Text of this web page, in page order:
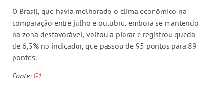
O Brasil, que havia melhorado o clima econômico na
comparação entre julho e outubro, embora se mantendo
na zona desfavorável, voltou a piorar e registrou queda
de 6,3% no indicador, que passou de 95 pontos para 89
pontos.
Fonte: G1